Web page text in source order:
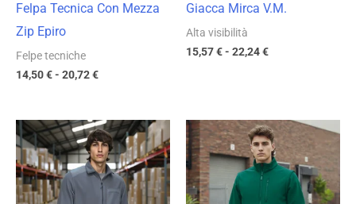
Felpa Tecnica Con Mezza
Zip Epiro
Felpe tecniche
14,50€- 20,72€
Giacca Mirca V.M.
Alta visibilità
15,57€- 22,24€
Fascia
di
prezzo:
da
14,15 €
Fascia
di
prezzo:
da
23,09 €